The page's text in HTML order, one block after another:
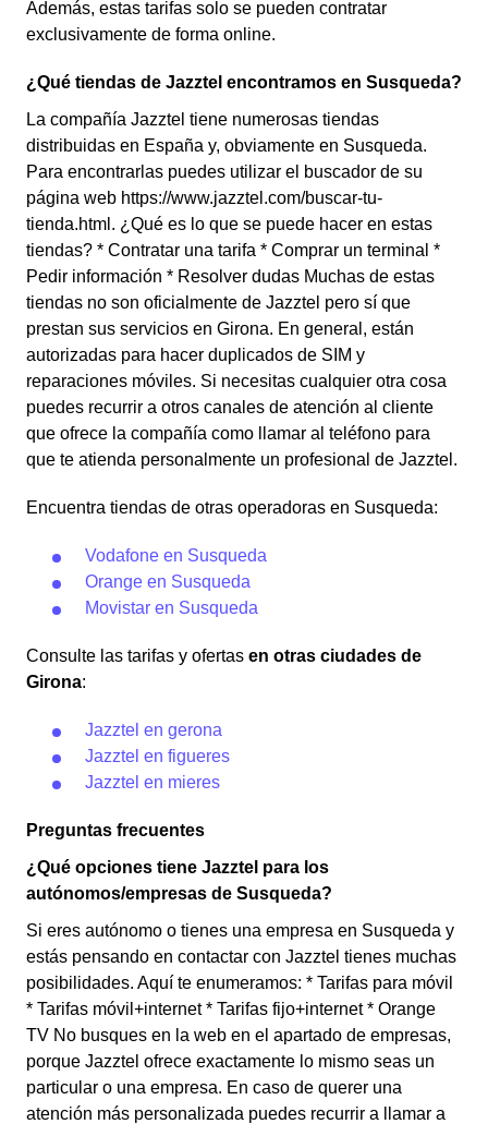
Además, estas tarifas solo se pueden contratar
exclusivamente de forma online.
¿Qué tiendas de Jazztel encontramos en Susqueda?
La compañía Jazztel tiene numerosas tiendas
distribuidas en España y, obviamente en Susqueda.
Para encontrarlas puedes utilizar el buscador de su
página web https://www.jazztel.com/buscar-tu-
tienda.html. ¿Qué es lo que se puede hacer en estas
tiendas? * Contratar una tarifa * Comprar un terminal *
Pedir información * Resolver dudas Muchas de estas
tiendas no son oficialmente de Jazztel pero sí que
prestan sus servicios en Girona. En general, están
autorizadas para hacer duplicados de SIM y
reparaciones móviles. Si necesitas cualquier otra cosa
puedes recurrir a otros canales de atención al cliente
que ofrece la compañía como llamar al teléfono para
que te atienda personalmente un profesional de Jazztel.
Encuentra tiendas de otras operadoras en Susqueda:
Vodafone en Susqueda
Orange en Susqueda
Movistar en Susqueda
Consulte las tarifas y ofertas en otras ciudades de
Girona:
Jazztel en gerona
Jazztel en figueres
Jazztel en mieres
Preguntas frecuentes
¿Qué opciones tiene Jazztel para los
autónomos/empresas de Susqueda?
Si eres autónomo o tienes una empresa en Susqueda y
estás pensando en contactar con Jazztel tienes muchas
posibilidades. Aquí te enumeramos: * Tarifas para móvil
* Tarifas móvil+internet * Tarifas fijo+internet * Orange
TV No busques en la web en el apartado de empresas,
porque Jazztel ofrece exactamente lo mismo seas un
particular o una empresa. En caso de querer una
atención más personalizada puedes recurrir a llamar a